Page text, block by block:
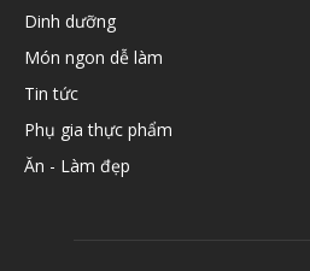
Dinh dưỡng
Món ngon dễ làm
Tin tức
Phụ gia thực phẩm
Ăn - Làm đẹp